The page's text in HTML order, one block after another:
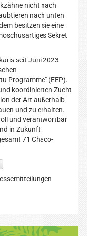
nicht nach
nach unten
besitzen sie eine
Sekret
seit Juni 2023
Programme" (EEP).
koordinierten Zucht
der Art außerhalb
und zu erhalten.
und verantwortbar
in Zukunft
71 Chaco-